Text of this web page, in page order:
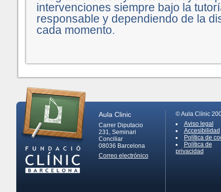
intervenciones siempre bajo la
responsable y dependiendo de la
cada momento.
Aula Clinic
Carrer Diputacio
231, Seminari
Conciliar
08036 Barcelona
Correo electrónico
© Aula Clínic
Aviso legal
Accesibilidad
Política de
Política de
privacidad